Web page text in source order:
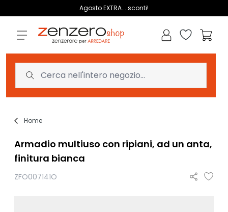
Agosto EXTRA... sconti!
Lista dei
Home
Armadio multiuso con ripiani, ad un anta,
finitura bianca
ZFO007141O